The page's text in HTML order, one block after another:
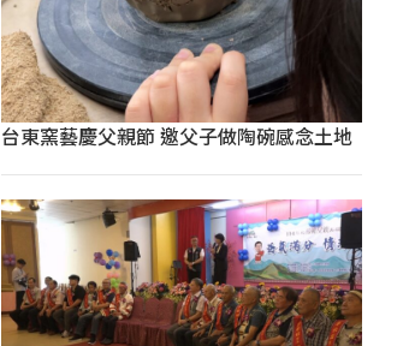
台東窯藝慶父親節 邀父子做陶碗感念土地